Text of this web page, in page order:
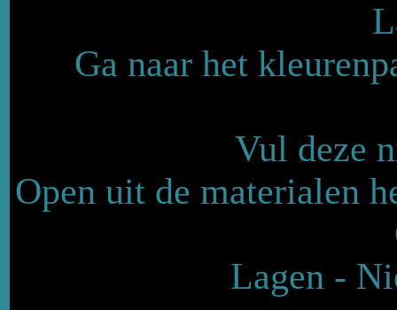
Ga naar het
Vul deze
Open uit de materialen
Lagen -